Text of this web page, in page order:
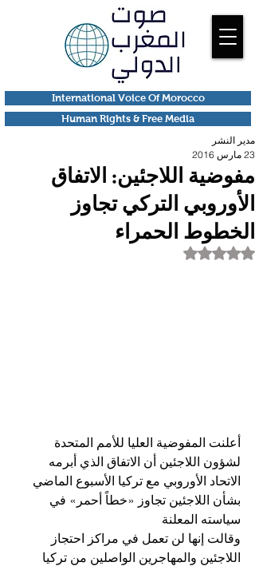
Human Rights & Free Media
International Voice Of Morocco
مفوضية اللاجئين: الاتفاق
الأوروبي التركي تجاوز
الخطوط الحمراء
مدير النشر
23 مارس 2016
تم التقييم بـ ليس رقمًا من أصل 5 نجوم.
أعلنت المفوضية العليا للأمم المتحدة
لشؤون اللاجئين أن الاتفاق الذي أبرمه
الاتحاد الأوروبي مع تركيا الأسبوع الماضي
بشأن اللاجئين تجاوز «خطاً أحمر» في
سياسته المعلنة
وقالت إنها لن تعمل في مراكز احتجاز
اللاجئين والمهاجرين الواصلين من تركيا